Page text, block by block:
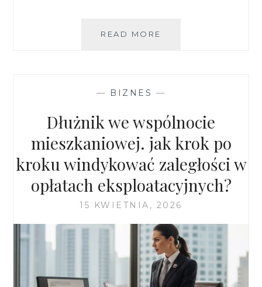
READ MORE
W
WARSZAWIE?
— BIZNES —
Dłużnik we wspólnocie
mieszkaniowej. jak krok po
kroku windykować zaległości w
opłatach eksploatacyjnych?
15 KWIETNIA, 2026